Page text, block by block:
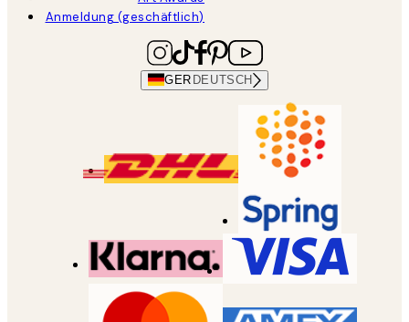
Anmeldung (geschäftlich)
GER DEUTSCH